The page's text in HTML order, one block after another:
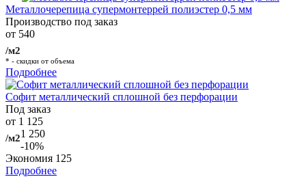
Металлочерепица супермонтеррей полиэстер 0,5 мм
Производство под заказ
от 540
/м2
* - скидки от объема
Подробнее
Софит металлический сплошной без перфорации
Под заказ
от 1 125
/м21 250
-10%
Экономия 125
Подробнее